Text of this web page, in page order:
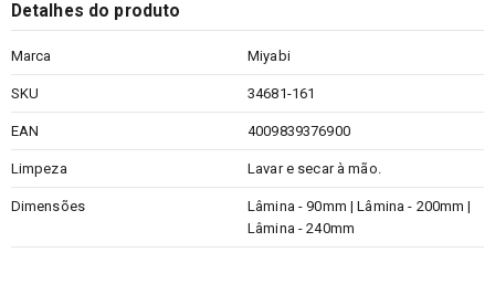
Detalhes do produto
Marca Miyabi
SKU 34681-161
EAN 4009839376900
Limpeza Lavar e secar à mão.
Dimensões
Lâmina - 90mm | Lâmina - 200mm |
Lâmina - 240mm